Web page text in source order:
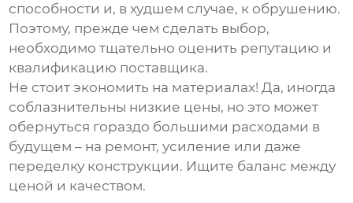
способности и, в худшем случае, к обрушению.
Поэтому, прежде чем сделать выбор,
необходимо тщательно оценить репутацию и
квалификацию поставщика.
Не стоит экономить на материалах! Да, иногда
соблазнительны низкие цены, но это может
обернуться гораздо большими расходами в
будущем – на ремонт, усиление или даже
переделку конструкции. Ищите баланс между
ценой и качеством.